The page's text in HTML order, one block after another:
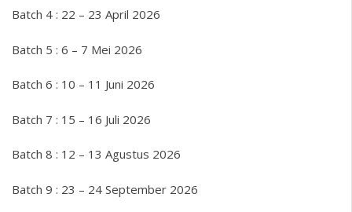
Batch 4 : 22 – 23 April 2026
Batch 5 : 6 – 7 Mei 2026
Batch 6 : 10 – 11 Juni 2026
Batch 7 : 15 – 16 Juli 2026
Batch 8 : 12 – 13 Agustus 2026
Batch 9 : 23 – 24 September 2026